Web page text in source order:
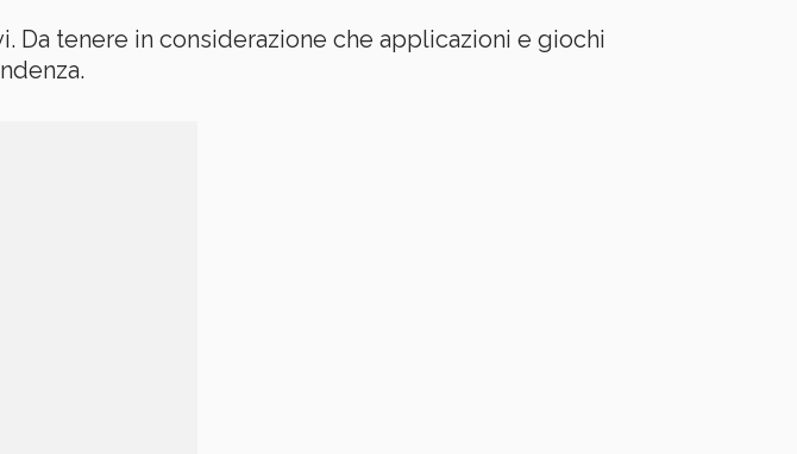
tenere in considerazione che applicazioni e giochi